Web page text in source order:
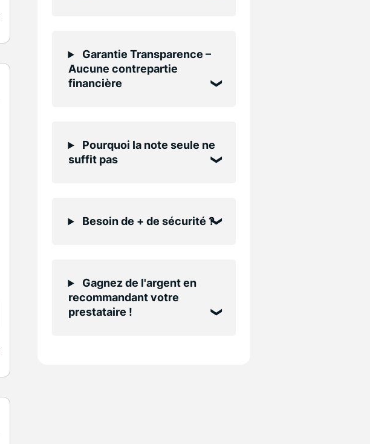
Garantie Transparence –
Aucune contrepartie
financière
Pourquoi la note seule ne
suffit pas
Besoin de + de sécurité ?
Gagnez de l'argent en
recommandant votre
prestataire !